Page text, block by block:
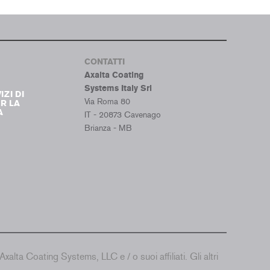
DI
LA
CONTATTI
Axalta Coating
Systems Italy Srl
Via Roma 80
IT - 20873 Cavenago
Brianza - MB
Coating Systems, LLC e / o suoi affiliati. Gli altri